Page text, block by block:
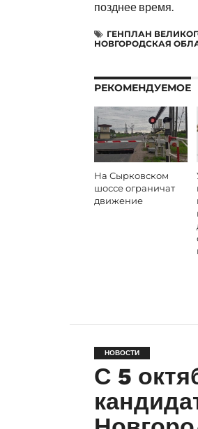
позднее время.
ГЕНПЛАН
НОВГОРОДСКАЯ
РЕКОМЕНДУЕМОЕ
На Сырковском
шоссе ограничат
движение
НОВОСТИ
С 5